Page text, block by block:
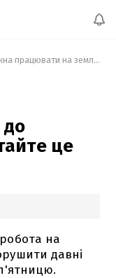
Чи дійсно не можна працювати на землі до Великодня: запам'ятайте це
це
на
давні